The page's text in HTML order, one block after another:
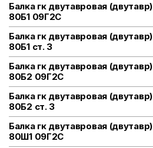
Балка гк двутавровая (двутавр)
80Б1 09Г2С
Балка гк двутавровая (двутавр)
80Б1 ст. 3
Балка гк двутавровая (двутавр)
80Б2 09Г2С
Балка гк двутавровая (двутавр)
80Б2 ст. 3
Балка гк двутавровая (двутавр)
80Ш1 09Г2С